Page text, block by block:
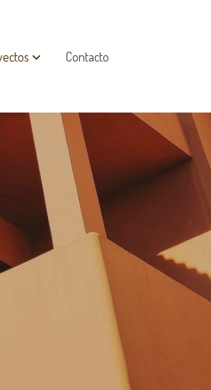
Contacto